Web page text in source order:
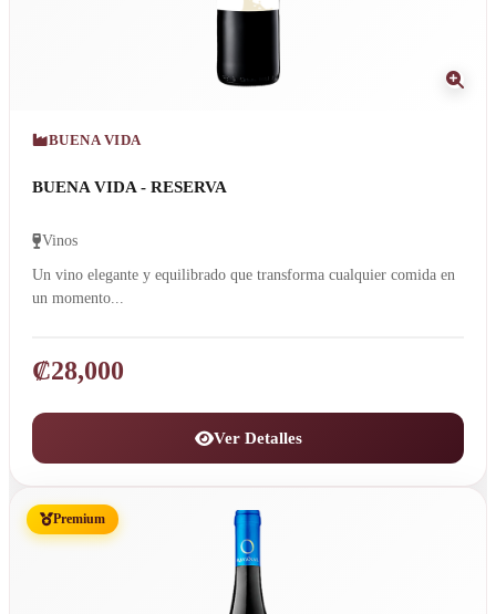
BUENA VIDA
BUENA VIDA - RESERVA
Vinos
Un vino elegante y equilibrado que transforma cualquier comida en
un momento...
₡28,000
Ver Detalles
Premium